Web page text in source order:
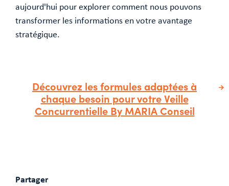
aujourd'hui pour explorer comment nous pouvons
transformer les informations en votre avantage
stratégique.
Découvrez les formules adaptées à
chaque besoin pour votre Veille
Concurrentielle By MARIA Conseil
Partager